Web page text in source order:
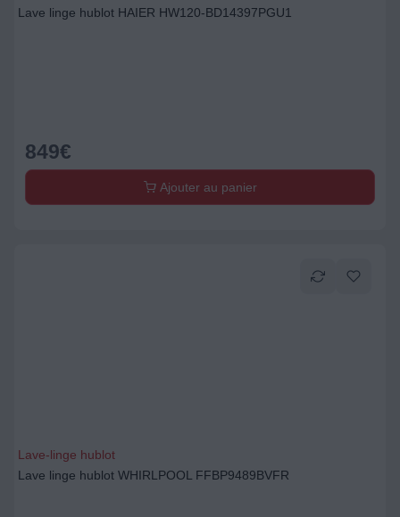
Lave linge hublot HAIER HW120-BD14397PGU1
849€
Ajouter au panier
Lave-linge hublot
Lave linge hublot WHIRLPOOL FFBP9489BVFR